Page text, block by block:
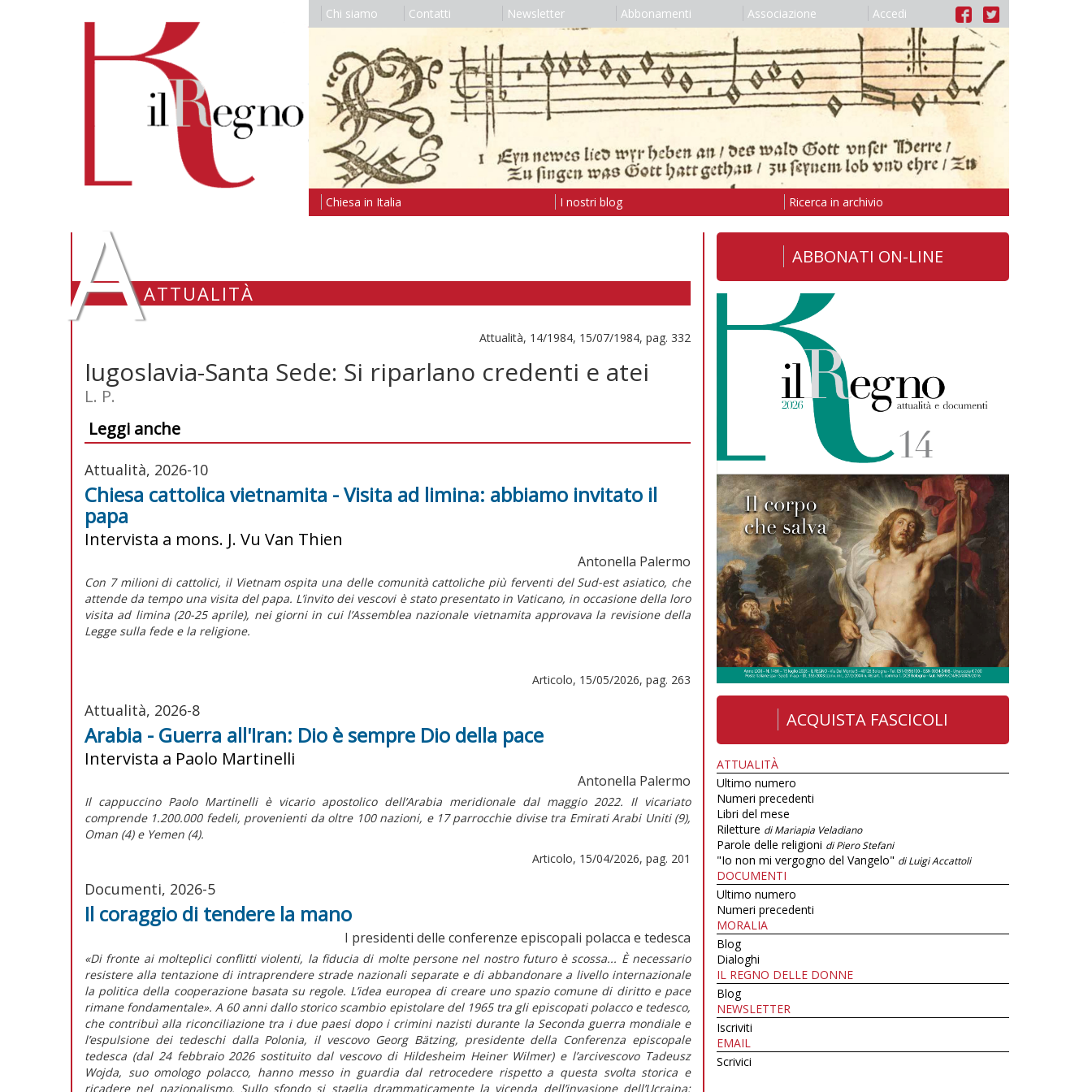
Chi siamo Contatti Newsletter Abbonamenti Associazione Accedi
Chiesa in Italia I nostri blog Ricerca in archivio
AATTUALITÀ
Attualità, 14/1984, 15/07/1984, pag. 332
Iugoslavia-Santa Sede: Si riparlano credenti e atei
L. P.
Leggi anche
Attualità, 2026-10
Chiesa cattolica vietnamita - Visita ad limina: abbiamo invitato il
papa
Intervista a mons. J. Vu Van Thien
Antonella Palermo
Con 7 milioni di cattolici, il Vietnam ospita una delle comunità cattoliche più ferventi del Sud-est asiatico, che
attende da tempo una visita del papa. L’invito dei vescovi è stato presentato in Vaticano, in occasione della loro
visita ad limina (20-25 aprile), nei giorni in cui l’Assemblea nazionale vietnamita approvava la revisione della
Legge sulla fede e la religione.
Articolo, 15/05/2026, pag. 263
Attualità, 2026-8
Arabia - Guerra all'Iran: Dio è sempre Dio della pace
Intervista a Paolo Martinelli
Antonella Palermo
Il cappuccino Paolo Martinelli è vicario apostolico dell’Arabia meridionale dal maggio 2022. Il vicariato
comprende 1.200.000 fedeli, provenienti da oltre 100 nazioni, e 17 parrocchie divise tra Emirati Arabi Uniti (9),
Oman (4) e Yemen (4).
Articolo, 15/04/2026, pag. 201
Documenti, 2026-5
Il coraggio di tendere la mano
I presidenti delle conferenze episcopali polacca e tedesca
«Di fronte ai molteplici conflitti violenti, la fiducia di molte persone nel nostro futuro è scossa... È necessario
resistere alla tentazione di intraprendere strade nazionali separate e di abbandonare a livello internazionale
la politica della cooperazione basata su regole. L’idea europea di creare uno spazio comune di diritto e pace
rimane fondamentale». A 60 anni dallo storico scambio epistolare del 1965 tra gli episcopati polacco e tedesco,
che contribuì alla riconciliazione tra i due paesi dopo i crimini nazisti durante la Seconda guerra mondiale e
l’espulsione dei tedeschi dalla Polonia, il vescovo Georg Bätzing, presidente della Conferenza episcopale
tedesca (dal 24 febbraio 2026 sostituito dal vescovo di Hildesheim Heiner Wilmer) e l’arcivescovo Tadeusz
Wojda, suo omologo polacco, hanno messo in guardia dal retrocedere rispetto a questa svolta storica e
ricadere nel nazionalismo. Sullo sfondo si staglia drammaticamente la vicenda dell’invasione dell’Ucraina:
ABBONATI ON-LINE
ACQUISTA FASCICOLI
ATTUALITÀ
Ultimo numero
Numeri precedenti
Libri del mese
Riletture di Mariapia Veladiano
Parole delle religioni di Piero Stefani
"Io non mi vergogno del Vangelo" di Luigi Accattoli
DOCUMENTI
Ultimo numero
Numeri precedenti
MORALIA
Blog
Dialoghi
IL REGNO DELLE DONNE
Blog
NEWSLETTER
Iscriviti
EMAIL
Scrivici